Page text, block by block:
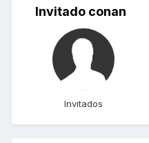
Invitado conan
Invitados